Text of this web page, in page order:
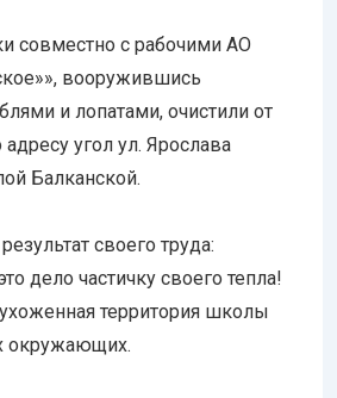
совместно с рабочими АО
вооружившись
и лопатами, очистили от
угол ул. Ярослава
Балканской.
своего труда:
дело частичку своего тепла!
территория школы
окружающих.